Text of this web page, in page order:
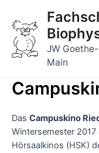
Inhalt
springen
JW
Main
Das Campuskino
Wintersemester
Hörsaalkinos (HSK)